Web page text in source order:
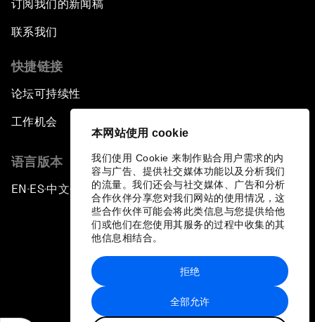
本网站使用 cookie
我们使用 Cookie 来制作贴合用户需求的内
容与广告、提供社交媒体功能以及分析我们
的流量。我们还会与社交媒体、广告和分析
合作伙伴分享您对我们网站的使用情况，这
些合作伙伴可能会将此类信息与您提供给他
们或他们在您使用其服务的过程中收集的其
他信息相结合。
全部允许
拒绝
订阅我们的新闻稿
联系我们
快捷链接
论坛可持续性
工作机会
语言版本
EN ▪ ES▪中文▪ 日本語
站点地图